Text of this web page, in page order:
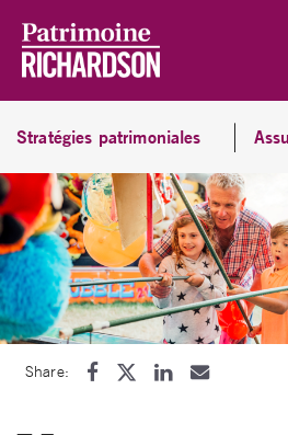
Stratégies patrimoniales
Share: